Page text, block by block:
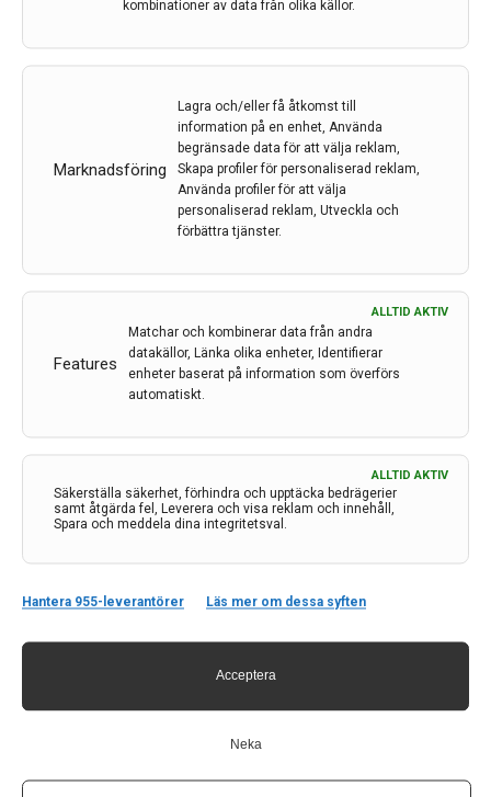
kombinationer av data från olika källor.
Marknadsföring
Lagra och/eller få åtkomst till
information på en enhet, Använda
begränsade data för att välja reklam,
Skapa profiler för personaliserad reklam,
Använda profiler för att välja
personaliserad reklam, Utveckla och
förbättra tjänster.
Features
ALLTID AKTIV
Matchar och kombinerar data från andra
datakällor, Länka olika enheter, Identifierar
enheter baserat på information som överförs
automatiskt.
Säkerställa säkerhet, förhindra och upptäcka bedrägerier
samt åtgärda fel, Leverera och visa reklam och innehåll,
Spara och meddela dina integritetsval.
ALLTID AKTIV
Hantera 955-leverantörer Läs mer om dessa syften
Acceptera
Neka
Upptäckt visar hur inflammation sprids snabbt i
betydelse för spridning av inflammation och ämnen till
andra delar av kroppen än vad man tidigare känt till.
4 mar 2024
Forskning om diagnosmetod för Alzheimer får 10